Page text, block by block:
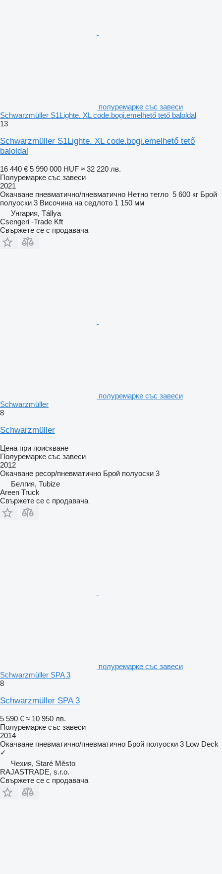
полуремарке със завеси
Schwarzmüller S1Lighte. XL code.bogi.emelhető tető baloldal
13
Schwarzmüller S1Lighte. XL code.bogi.emelhető tető
baloldal
16 440 € 5 990 000 HUF ≈ 32 220 лв.
Полуремарке със завеси
2021
Окачване пневматично/пневматично Нетно тегло 5 600 кг Брой
полуоски 3 Височина на седлото 1 150 мм
Унгария, Tállya
Csengeri -Trade Kft
Свържете се с продавача
полуремарке със завеси
Schwarzmüller
8
Schwarzmüller
Цена при поискване
Полуремарке със завеси
2012
Окачване ресор/пневматично Брой полуоски 3
Белгия, Tubize
Areen Truck
Свържете се с продавача
полуремарке със завеси
Schwarzmüller SPA 3
8
Schwarzmüller SPA 3
5 590 € ≈ 10 950 лв.
Полуремарке със завеси
2014
Окачване пневматично/пневматично Брой полуоски 3 Low Deck
✓
Чехия, Staré Město
RAJASTRADE, s.r.o.
Свържете се с продавача